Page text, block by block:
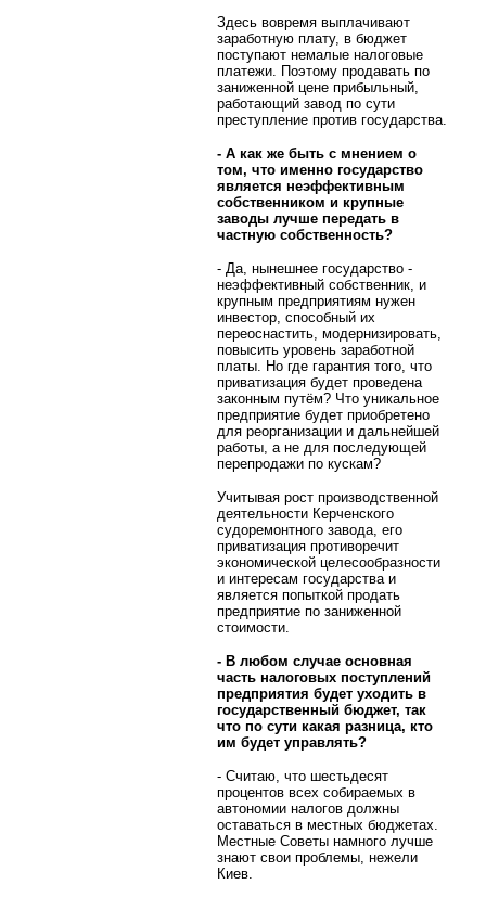
Здесь вовремя выплачивают
заработную плату, в бюджет
поступают немалые налоговые
платежи. Поэтому продавать по
заниженной цене прибыльный,
работающий завод по сути
преступление против государства.
- А как же быть с мнением о
том, что именно государство
является неэффективным
собственником и крупные
заводы лучше передать в
частную собственность?
- Да, нынешнее государство -
неэффективный собственник, и
крупным предприятиям нужен
инвестор, способный их
переоснастить, модернизировать,
повысить уровень заработной
платы. Но где гарантия того, что
приватизация будет проведена
законным путём? Что уникальное
предприятие будет приобретено
для реорганизации и дальнейшей
работы, а не для последующей
перепродажи по кускам?
Учитывая рост производственной
деятельности Керченского
судоремонтного завода, его
приватизация противоречит
экономической целесообразности
и интересам государства и
является попыткой продать
предприятие по заниженной
стоимости.
- В любом случае основная
часть налоговых поступлений
предприятия будет уходить в
государственный бюджет, так
что по сути какая разница, кто
им будет управлять?
- Считаю, что шестьдесят
процентов всех собираемых в
автономии налогов должны
оставаться в местных бюджетах.
Местные Советы намного лучше
знают свои проблемы, нежели
Киев.